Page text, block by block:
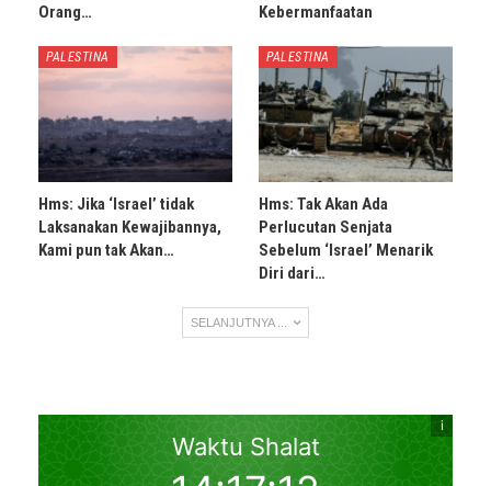
Orang…
Kebermanfaatan
PALESTINA
Hms: Jika ‘Israel’ tidak
Laksanakan Kewajibannya,
Kami pun tak Akan…
PALESTINA
Hms: Tak Akan Ada
Perlucutan Senjata
Sebelum ‘Israel’ Menarik
Diri dari…
SELANJUTNYA ...